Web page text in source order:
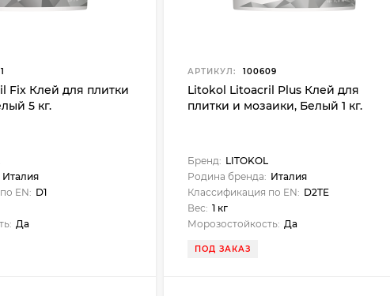
Fix Клей для плитки
5 кг.
Италия
EN: D1
Да
АРТИКУЛ: 100609
Litokol Litoacril Plus Клей для
плитки и мозаики, Белый 1 кг.
Бренд: LITOKOL
Родина бренда: Италия
Классификация по EN: D2TE
Вес: 1 кг
Морозостойкость: Да
ПОД ЗАКАЗ